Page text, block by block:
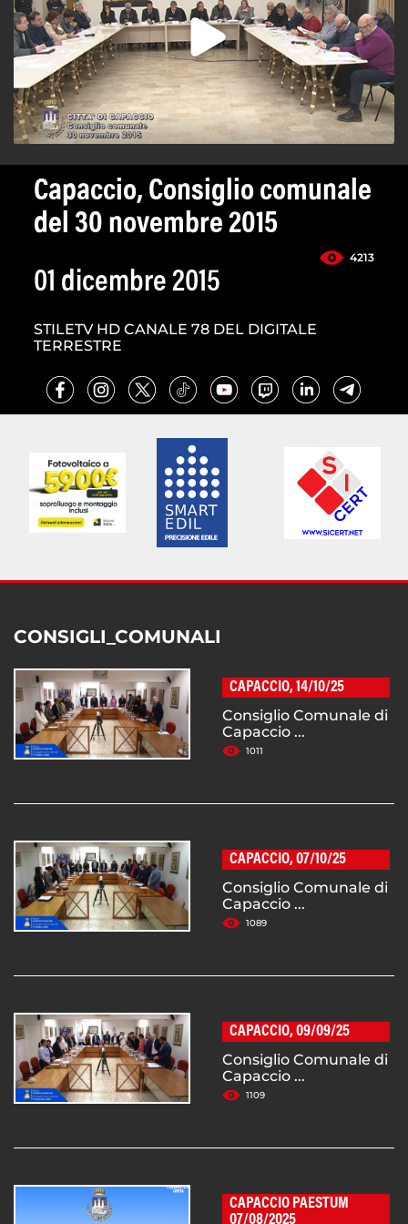
Capaccio, Consiglio comunale
del 30 novembre 2015
4213
01 dicembre 2015
STILETV HD CANALE 78 DEL DIGITALE
TERRESTRE
CONSIGLI_COMUNALI
CAPACCIO, 14/10/25
Consiglio Comunale di
Capaccio ...
1011
CAPACCIO, 07/10/25
Consiglio Comunale di
Capaccio ...
1089
CAPACCIO, 09/09/25
Consiglio Comunale di
Capaccio ...
1109
CAPACCIO PAESTUM
07/08/2025